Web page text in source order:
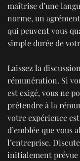
maîtrise d’une
norme, un
qui peuvent vous
simple durée de
Laissez la
rémunération. Si
est exigé, vous ne
prétendre à la
votre expérience
d’emblée que vous
l’entreprise.
initialement prévue